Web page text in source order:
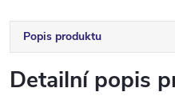
Popis produktu
Detailní popis